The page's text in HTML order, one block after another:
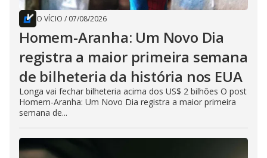
O VÍCIO / 07/08/2026
Homem-Aranha: Um Novo Dia
registra a maior primeira semana
de bilheteria da história nos EUA
Longa vai fechar bilheteria acima dos US$ 2 bilhões O post
Homem-Aranha: Um Novo Dia registra a maior primeira
semana de...